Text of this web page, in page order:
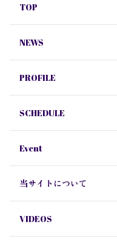
TOP
NEWS
PROFILE
SCHEDULE
Event
当サイトについて
VIDEOS